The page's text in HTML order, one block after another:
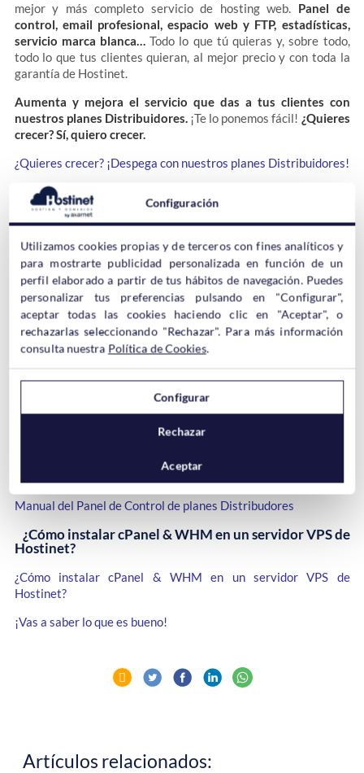
mejor y más completo servicio de hosting web. Panel de
control, email profesional, espacio web y FTP, estadísticas,
servicio marca blanca…Todo lo que tú quieras y, sobre todo,
todo lo que tus clientes quieran, al mejor precio y con toda la
garantía de Hostinet.
Aumenta y mejora el servicio que das a tus clientes con
nuestros planes Distribuidores.¡Te lo ponemos fácil! ¿Quieres
crecer? Sí, quiero crecer.
¿Quieres crecer? ¡Despega con nuestros planes Distribuidores!
¡Vas a saber lo que es bueno!
sencilla. Porque no queremos que te
quedescon ninguna duda. Porque queremos que aprendas
con nosotros.
Desde Hostinet te ofrecemos más y más información sobre
dominios y hosting web.Somos profesionales yqueremos
compartir nuestros conocimientos contigo
Este mes aprenderás todo esto:
12 motivos por los cuales debes usar WordPress para crear tu
Manual del Panel de Control de planes Distribudores
Manual del Panel de Control de planes Distribudores
¿Cómo instalar cPanel & WHM en un servidor VPS de
Hostinet?
¿Cómo instalar cPanel & WHM en un servidor VPS de
Hostinet?
¡Vas a saber lo que es bueno!
Artículos relacionados:
Configuración
Utilizamos cookies propias y de terceros con fines analíticos y
para mostrarte publicidad personalizada en función de un
perfil elaborado a partir de tus hábitos de navegación. Puedes
personalizar tus preferencias pulsando en "Configurar",
aceptar todas las cookies haciendo clic en "Aceptar", o
rechazarlas seleccionando "Rechazar". Para más información
consulta nuestra Política de Cookies.
Configurar
Rechazar
Aceptar